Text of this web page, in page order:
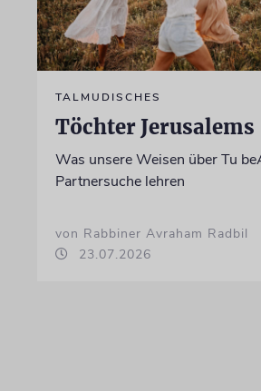
TALMUDISCHES
Töchter Jerusalems
Was unsere Weisen über Tu
Partnersuche lehren
von Rabbiner Avraham Radbil
23.07.2026